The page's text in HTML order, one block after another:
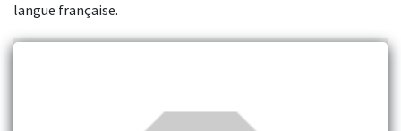
langue française.